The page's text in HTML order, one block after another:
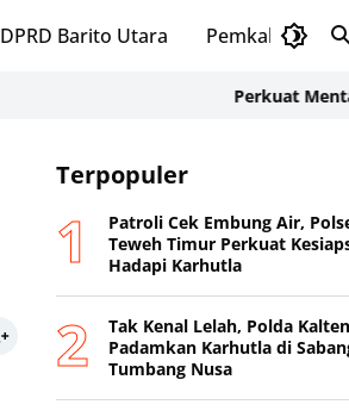
DPRD Barito Utara Pemkab
Perkuat Mental
Terpopuler
Patroli Cek Embung Air,
Teweh Timur Perkuat
Hadapi Karhutla
Tak Kenal Lelah, Polda
Padamkan Karhutla di
Tumbang Nusa